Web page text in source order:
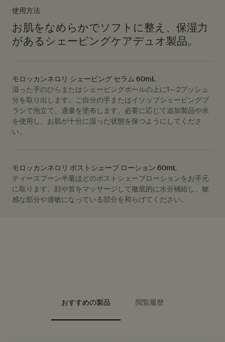
使用方法
お肌をなめらかでソフトに整え、保湿力
があるシェービングケアデュオ製品。
モロッカンネロリ シェービング セラム 60mL
湿った手のひらまたはシェービングボールの上に1～2プッシュ
分を取り出します。ご自分の手またはイソップシェービングブ
ラシで泡立て、適量を塗布します。必要に応じて追加製品や水
を使用し、お肌が十分に湿った状態を保つようにしてくださ
い。
モロッカンネロリ ポストシェーブ ローション 60mL
ティースプーン半量ほどのポストシェーブローションをお手元
に取ります。顔や首をマッサージして徹底的に水分補給し、敏
感な部分や過敏になっている部分を和らげてください。
PDP carousel with text
PDP Video Flowplayer just on mobile
おすすめの製品 閲覧履歴